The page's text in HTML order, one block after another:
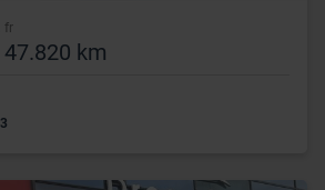
fr
47.820 km
3